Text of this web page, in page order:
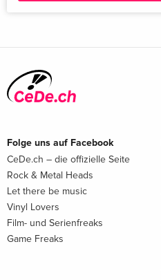
Folge uns auf Facebook
CeDe.ch – die offizielle Seite
Rock & Metal Heads
Let there be music
Vinyl Lovers
Film- und Serienfreaks
Game Freaks